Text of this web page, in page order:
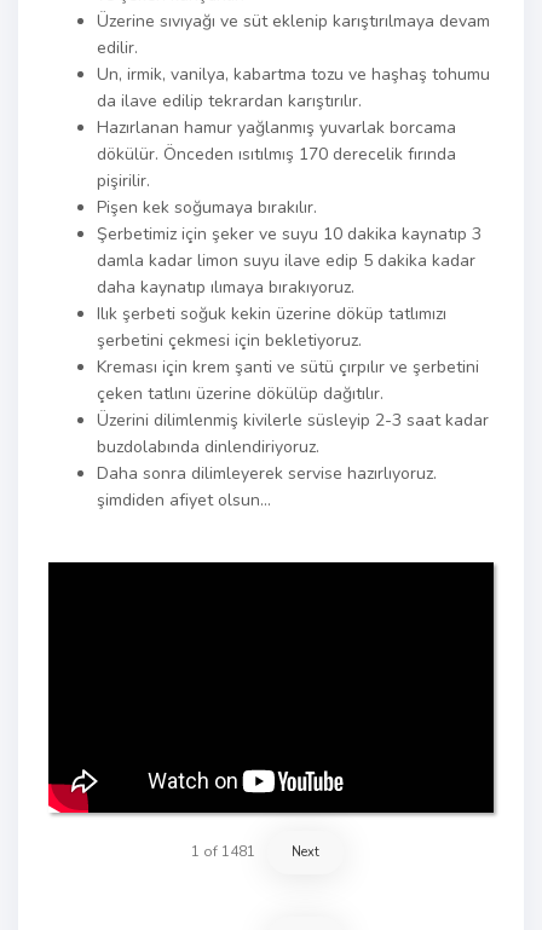
Üzerine sıvıyağı ve süt eklenip karıştırılmaya devam
edilir.
Un, irmik, vanilya, kabartma tozu ve haşhaş tohumu
da ilave edilip tekrardan karıştırılır.
Hazırlanan hamur yağlanmış yuvarlak borcama
dökülür. Önceden ısıtılmış 170 derecelik fırında
pişirilir.
Pişen kek soğumaya bırakılır.
Şerbetimiz için şeker ve suyu 10 dakika kaynatıp 3
damla kadar limon suyu ilave edip 5 dakika kadar
daha kaynatıp ılımaya bırakıyoruz.
Ilık şerbeti soğuk kekin üzerine döküp tatlımızı
şerbetini çekmesi için bekletiyoruz.
Kreması için krem şanti ve sütü çırpılır ve şerbetini
çeken tatlını üzerine dökülüp dağıtılır.
Üzerini dilimlenmiş kivilerle süsleyip 2-3 saat kadar
buzdolabında dinlendiriyoruz.
Daha sonra dilimleyerek servise hazırlıyoruz.
şimdiden afiyet olsun…
1 of 1481 Next